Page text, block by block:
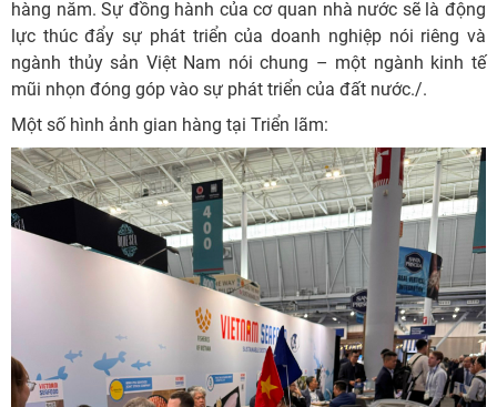
hàng năm. Sự đồng hành của cơ quan nhà nước sẽ là động
lực thúc đẩy sự phát triển của doanh nghiệp nói riêng và
ngành thủy sản Việt Nam nói chung – một ngành kinh tế
mũi nhọn đóng góp vào sự phát triển của đất nước./.
Một số hình ảnh gian hàng tại Triển lãm: